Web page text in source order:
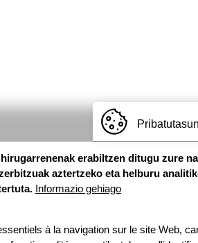
erabiltzen ditugu zure
aztertzeko eta helburu
Informazio gehiago
à la navigation sur le site Web,